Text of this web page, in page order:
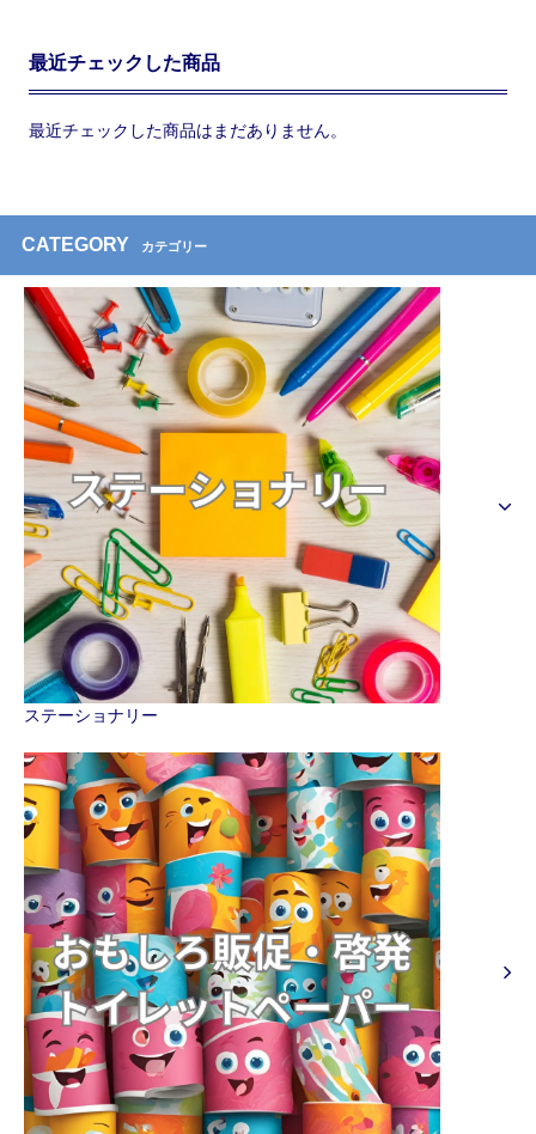
最近チェックした商品
最近チェックした商品はまだありません。
CATEGORY カテゴリー
ステーショナリー